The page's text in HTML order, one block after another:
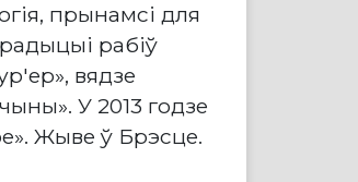
прынамсі для
рабіў
вядзе
У 2013 годзе
Жыве ў Брэсце.